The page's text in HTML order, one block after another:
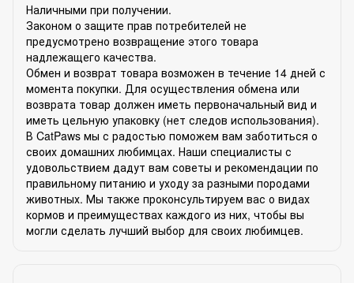
Наличными при получении.
Законом о защите прав потребителей не
предусмотрено возвращение этого товара
надлежащего качества.
Обмен и возврат товара возможен в течение 14 дней с
момента покупки. Для осуществления обмена или
возврата товар должен иметь первоначальный вид и
иметь цельную упаковку (нет следов использования).
В CatPaws мы с радостью поможем вам заботиться о
своих домашних любимцах. Наши специалисты с
удовольствием дадут вам советы и рекомендации по
правильному питанию и уходу за разными породами
животных. Мы также проконсультируем вас о видах
кормов и преимуществах каждого из них, чтобы вы
могли сделать лучший выбор для своих любимцев.